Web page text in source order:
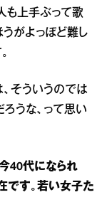
も上手ぶって歌
うがよっぽど難し
そういうのでは
うな、って思い
40代になられ
です。若い女子た